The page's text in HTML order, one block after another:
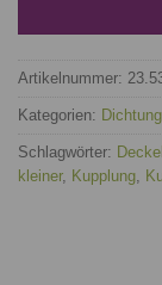
Artikelnummer:
Kategorien:
Schlagwörter: Deckel
kleiner, Kupplung